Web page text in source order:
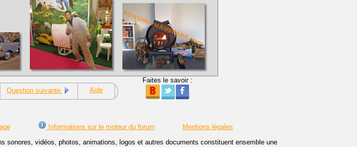
Question suivante Aide
Faites le savoir :
Informations sur le moteur du forum
Mentions légales
sonores, vidéos, photos, animations, logos et autres documents constituent ensemble une